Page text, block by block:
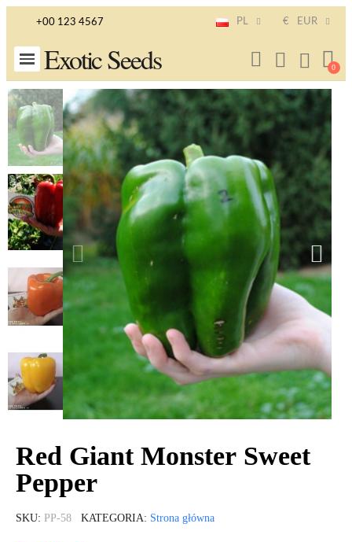
+00 123 4567 PL € EUR
Exotic Seeds
Red Giant Monster Sweet
Pepper
SKU PP-58 KATEGORIA Strona główna